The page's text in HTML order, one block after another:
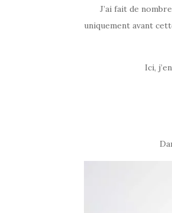
J’ai fait de
uniquement avant
Ici,